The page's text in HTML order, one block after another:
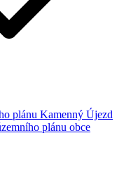
plánu Kamenný Újezd
plánu obce